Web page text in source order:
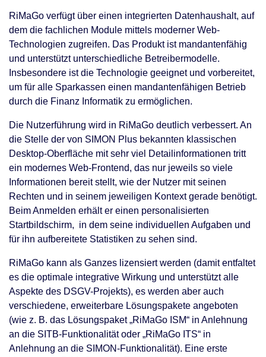
RiMaGo verfügt über einen integrierten Datenhaushalt, auf
dem die fachlichen Module mittels moderner Web-
Technologien zugreifen. Das Produkt ist mandantenfähig
und unterstützt unterschiedliche Betreibermodelle.
Insbesondere ist die Technologie geeignet und vorbereitet,
um für alle Sparkassen einen mandantenfähigen Betrieb
durch die Finanz Informatik zu ermöglichen.
Die Nutzerführung wird in RiMaGo deutlich verbessert. An
die Stelle der von SIMON Plus bekannten klassischen
Desktop-Oberfläche mit sehr viel Detailinformationen tritt
ein modernes Web-Frontend, das nur jeweils so viele
Informationen bereit stellt, wie der Nutzer mit seinen
Rechten und in seinem jeweiligen Kontext gerade benötigt.
Beim Anmelden erhält er einen personalisierten
Startbildschirm, in dem seine individuellen Aufgaben und
für ihn aufbereitete Statistiken zu sehen sind.
RiMaGo kann als Ganzes lizensiert werden (damit entfaltet
es die optimale integrative Wirkung und unterstützt alle
Aspekte des DSGV-Projekts), es werden aber auch
verschiedene, erweiterbare Lösungspakete angeboten
(wie z. B. das Lösungspaket „RiMaGo ISM“ in Anlehnung
an die SITB-Funktionalität oder „RiMaGo ITS“ in
Anlehnung an die SIMON-Funktionalität). Eine erste